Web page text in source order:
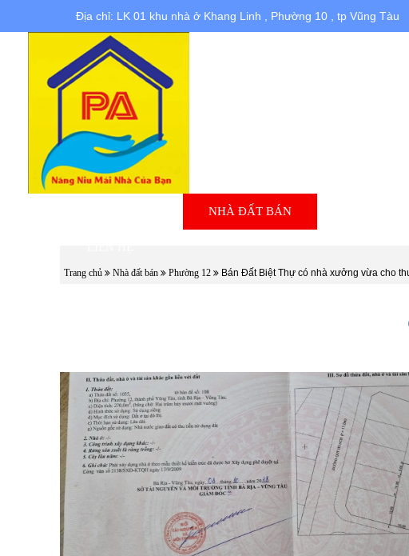
Địa chỉ: LK 01 khu nhà ở Khang Linh , Phường 10 , tp Vũng Tàu
NHÀ ĐẤT BÁN
Trang chủ Nhà đất bán Phường 12 Bán Đất Biệt Thự có nhà xưởng vừa cho